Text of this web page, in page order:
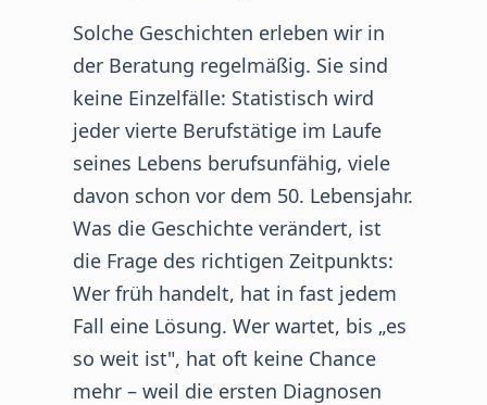
Solche Geschichten erleben wir in
der Beratung regelmäßig. Sie sind
keine Einzelfälle: Statistisch wird
jeder vierte Berufstätige im Laufe
seines Lebens berufsunfähig, viele
davon schon vor dem 50. Lebensjahr.
Was die Geschichte verändert, ist
die Frage des richtigen Zeitpunkts:
Wer früh handelt, hat in fast jedem
Fall eine Lösung. Wer wartet, bis „es
so weit ist", hat oft keine Chance
mehr – weil die ersten Diagnosen